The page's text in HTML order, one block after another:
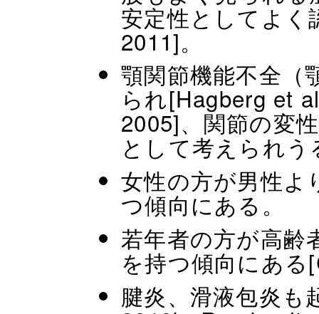
安定性としてよ
2011]。
顎関節機能不全（
られ[Hagberg et
2005]、関節の変
として考えられう
女性の方が男性よ
つ傾向にある。
若年者の方が高齢
を持つ傾向にあ
腱炎、滑液包炎